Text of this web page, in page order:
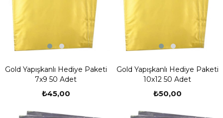
Gold Yapışkanlı Hediye Paketi
7x9 50 Adet
₺45,00
Gold Yapışkanlı Hediye Paketi
10x12 50 Adet
₺50,00